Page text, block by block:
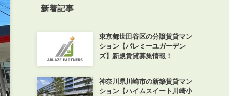
新着記事
東京都世田谷区の分譲賃貸マン
ション【パレミーユガーデン
ズ】新規賃貸募集情報！
神奈川県川崎市の新築賃貸マン
ション【ハイムスイート川崎小